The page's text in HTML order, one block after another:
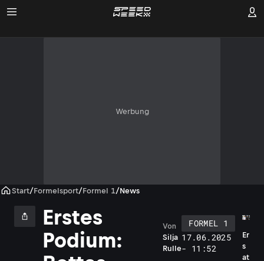
Werbung
Start/Formelsport/Formel 1/News
Erstes
Podium:
Silja
Rulle
Von
FORMEL 1
17.06.2025
- 11:52
Er
s
at